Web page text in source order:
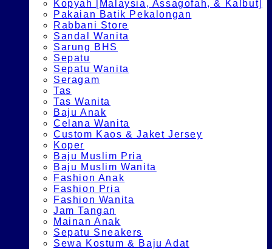
Kopyah [Malaysia, Assagofah, & Kalbut]
Pakaian Batik Pekalongan
Rabbani Store
Sandal Wanita
Sarung BHS
Sepatu
Sepatu Wanita
Seragam
Tas
Tas Wanita
Baju Anak
Celana Wanita
Custom Kaos & Jaket Jersey
Koper
Baju Muslim Pria
Baju Muslim Wanita
Fashion Anak
Fashion Pria
Fashion Wanita
Jam Tangan
Mainan Anak
Sepatu Sneakers
Sewa Kostum & Baju Adat